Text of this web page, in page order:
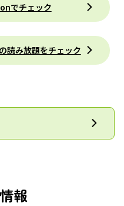
でチェック
読み放題をチェック
報